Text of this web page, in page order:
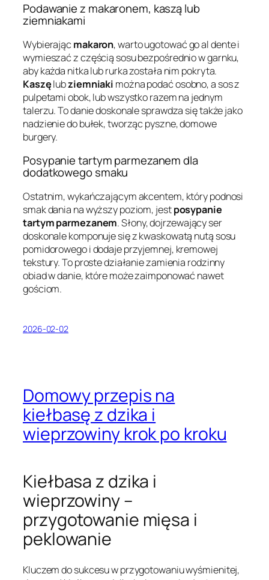
Podawanie z makaronem, kaszą lub
ziemniakami
Wybierając makaron, warto ugotować go al dente i
wymieszać z częścią sosu bezpośrednio w garnku,
aby każda nitka lub rurka została nim pokryta.
Kaszęlubziemniaki można podać osobno, a sos z
pulpetami obok, lub wszystko razem na jednym
talerzu. To danie doskonale sprawdza się także jako
nadzienie do bułek, tworząc pyszne, domowe
burgery.
Posypanie tartym parmezanem dla
dodatkowego smaku
Ostatnim, wykańczającym akcentem, który podnosi
smak dania na wyższy poziom, jestposypanie
tartym parmezanem. Słony, dojrzewający ser
doskonale komponuje się z kwaskowatą nutą sosu
pomidorowego i dodaje przyjemnej, kremowej
tekstury. To proste działanie zamienia rodzinny
obiad w danie, które może zaimponować nawet
gościom.
2026-02-02
Domowy przepis na
kiełbasę z dzika i
wieprzowiny krok po kroku
Kiełbasa z dzika i
wieprzowiny –
przygotowanie mięsa i
peklowanie
Kluczem do sukcesu w przygotowaniu wyśmienitej,